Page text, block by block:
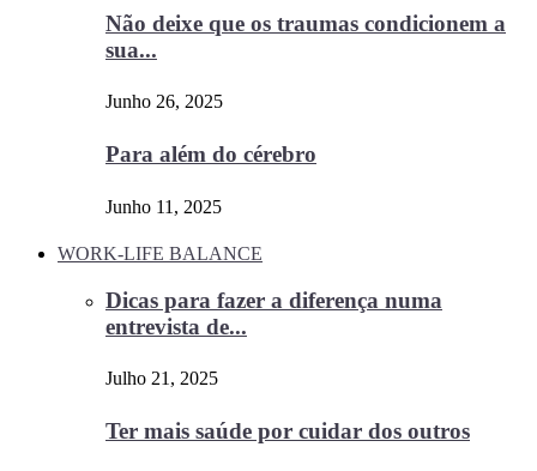
Não deixe que os traumas condicionem a
sua...
Junho 26, 2025
Para além do cérebro
Junho 11, 2025
WORK-LIFE BALANCE
Dicas para fazer a diferença numa
entrevista de...
Julho 21, 2025
Ter mais saúde por cuidar dos outros